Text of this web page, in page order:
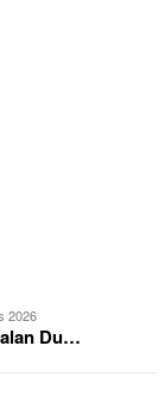
2026
Du…